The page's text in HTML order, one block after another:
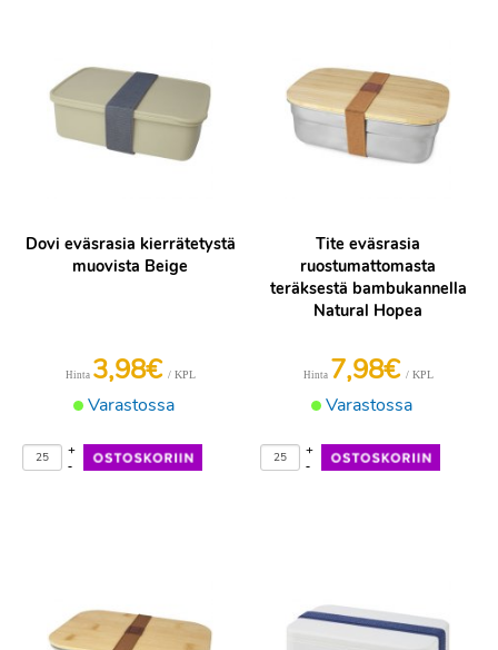
Dovi eväsrasia kierrätetystä
muovista Beige
Varastossa
Hinta 3,98€ / KPL
-
+
Tite eväsrasia
ruostumattomasta
teräksestä bambukannella
Natural Hopea
Varastossa
Hinta 7,98€ / KPL
-
+